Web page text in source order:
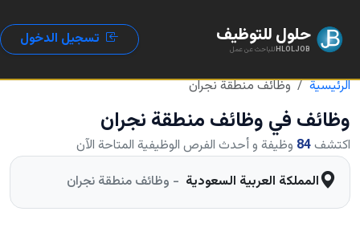
حلول للتوظيف
HLOLJOBللباحث عن عمل
تسجيل الدخول
الرئيسية وظائف منطقة نجران
وظائف فيوظائف منطقة نجران
اكتشف84وظيفة و أحدث الفرص الوظيفية المتاحة الآن
المملكة العربية السعودية - وظائف منطقة نجران